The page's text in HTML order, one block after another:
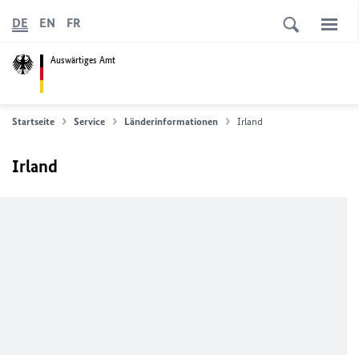
Auswärtiges Amt
DE EN FR
Startseite Service Länderinformationen Irland
Irland